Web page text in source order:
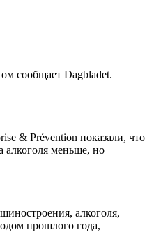
сообщает Dagbladet.
& Prévention показали, что
алкоголя меньше, но
алкоголя,
прошлого года,